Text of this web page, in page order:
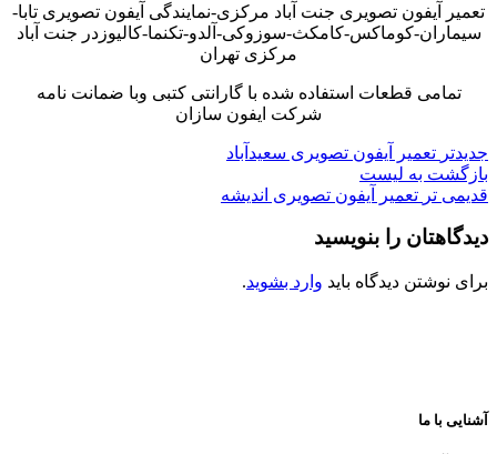
تعمیر آیفون تصویری جنت آباد مرکزی-نمایندگی آیفون تصویری تابا-
سیماران-کوماکس-کامکث-سوزوکی-آلدو-تکنما-کالیوزدر جنت آباد
مرکزی تهران
تمامی قطعات استفاده شده با گارانتی کتبی وبا ضمانت نامه
شرکت ایفون سازان
جدیدتر تعمیر آیفون تصویری سعیدآباد
بازگشت به لیست
قدیمی تر تعمیر آیفون تصویری اندیشه
دیدگاهتان را بنویسید
برای نوشتن دیدگاه باید وارد بشوید.
آشنایی با ما